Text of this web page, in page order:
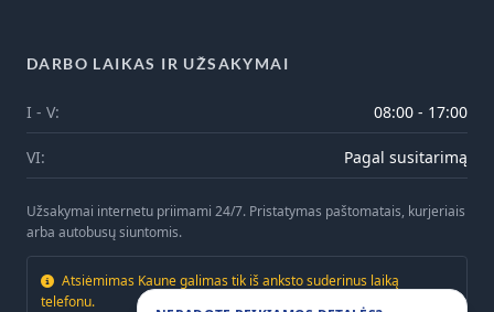
DARBO LAIKAS IR UŽSAKYMAI
I - V: 08:00 - 17:00
VI: Pagal susitarimą
Užsakymai internetu priimami 24/7. Pristatymas paštomatais, kurjeriais
arba autobusų siuntomis.
Atsiėmimas Kaune galimas tik iš anksto suderinus laiką
telefonu.